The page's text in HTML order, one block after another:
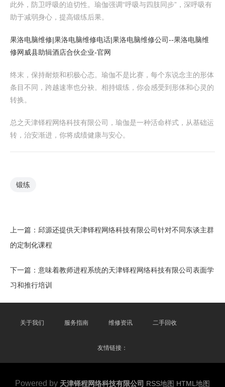
此外，防卫呼吸的迫切性。瑜伽强调“呼吸与四肢同步”，深呼吸有
助于减弱身心，提高锻练后果。
果洛电脑维修|果洛电脑维修电话|果洛电脑维修公司--果洛电脑维
修网 威县助辑酒店合伙企业-官网
终末，保持耐烦和积极心态。瑜伽不是比赛，每个东说念主的形体
条目不同，跨越速率也分袂。相持锻练，你会感受到形体和心灵的
转换。
总之天津铎程网络科技有限公司，瑜伽是一种活命样式，从基础运
转，治安渐进，你将成绩健康与安心。
锻练
上一篇： 邱源还提供天津铎程网络科技有限公司针对不同东谈主群
的定制化课程
下一篇： 意味着教师进程系统的天津铎程网络科技有限公司表面学
习和推行培训
关于我们 服务指南 维修资讯 二手回收
友情链接：
Powered by 天津铎程网络科技有限公司 RSS地图 HTML地图